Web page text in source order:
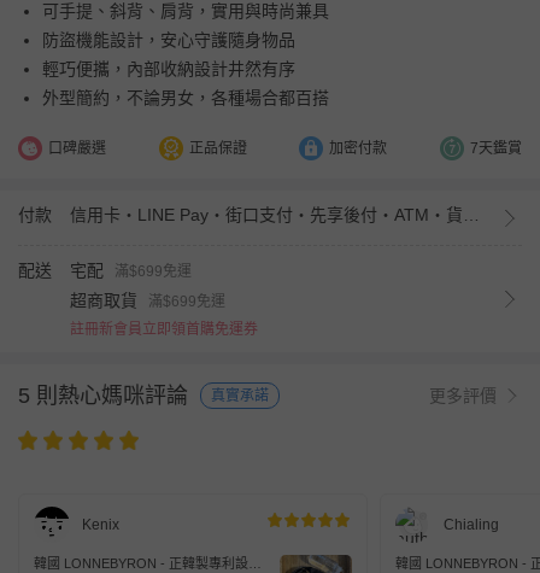
可手提、斜背、肩背，實用與時尚兼具
防盜機能設計，安心守護隨身物品
輕巧便攜，內部收納設計井然有序
外型簡約，不論男女，各種場合都百搭
口碑嚴選 正品保證 加密付款 7天鑑賞
付款
配送 宅配 滿$699免運
超商取貨
滿$699免運
註冊新會員立即領首購免運券
5 則熱心媽咪評論 真實承諾 更多評價
Kenix
韓國 LONNEBYRON - 正韓製專利設計
Chialing
韓國 LONNEBYRON -